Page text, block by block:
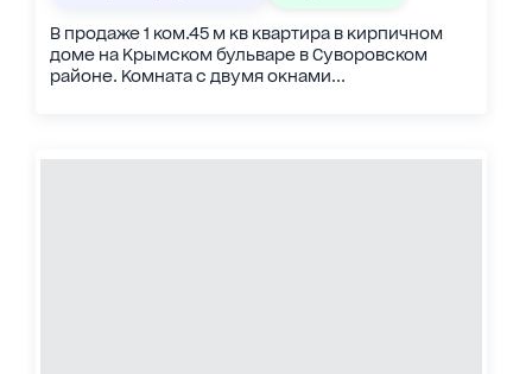
В продаже 1 ком.45 м кв квартира в кирпичном
доме на Крымском бульваре в Суворовском
районе. Комната с двумя окнами...